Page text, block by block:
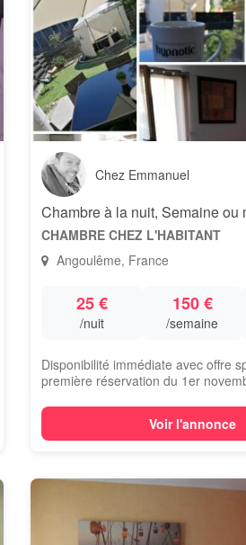
Chez Emmanuel
Chambre à la nuit, Semaine ou
CHAMBRE CHEZ L'HABITANT
Angoulême, France
25 €
/nuit
150 €
/semaine
Disponibilité immédiate avec offre
première réservation du 1er
Voir l'annonce